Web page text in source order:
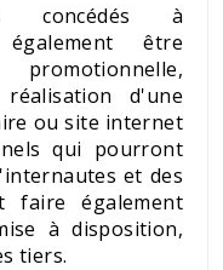
concédés à
être
d'une
ou site internet
qui pourront
et des
faire également
à disposition,
tiers.